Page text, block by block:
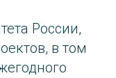
России,
в том